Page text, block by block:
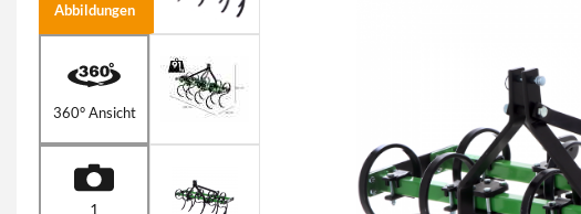
Abbildungen
360° Ansicht
1